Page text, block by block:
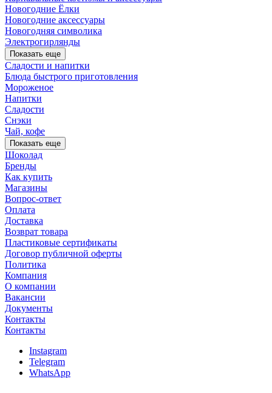
Новогодние Ёлки
Новогодние аксессуары
Новогодняя символика
Электрогирлянды
Показать еще
Сладости и напитки
Блюда быстрого приготовления
Мороженое
Напитки
Сладости
Снэки
Чай, кофе
Показать еще
Шоколад
Бренды
Как купить
Магазины
Вопрос-ответ
Оплата
Доставка
Возврат товара
Пластиковые сертификаты
Договор публичной оферты
Политика
Компания
О компании
Вакансии
Документы
Контакты
Контакты
Instagram
Telegram
WhatsApp